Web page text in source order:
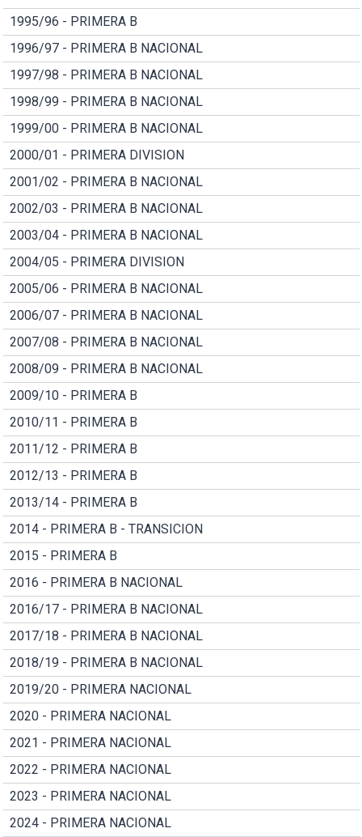
1995/96 - PRIMERA B
1996/97 - PRIMERA B NACIONAL
1997/98 - PRIMERA B NACIONAL
1998/99 - PRIMERA B NACIONAL
1999/00 - PRIMERA B NACIONAL
2000/01 - PRIMERA DIVISION
2001/02 - PRIMERA B NACIONAL
2002/03 - PRIMERA B NACIONAL
2003/04 - PRIMERA B NACIONAL
2004/05 - PRIMERA DIVISION
2005/06 - PRIMERA B NACIONAL
2006/07 - PRIMERA B NACIONAL
2007/08 - PRIMERA B NACIONAL
2008/09 - PRIMERA B NACIONAL
2009/10 - PRIMERA B
2010/11 - PRIMERA B
2011/12 - PRIMERA B
2012/13 - PRIMERA B
2013/14 - PRIMERA B
2014 - PRIMERA B - TRANSICION
2015 - PRIMERA B
2016 - PRIMERA B NACIONAL
2016/17 - PRIMERA B NACIONAL
2017/18 - PRIMERA B NACIONAL
2018/19 - PRIMERA B NACIONAL
2019/20 - PRIMERA NACIONAL
2020 - PRIMERA NACIONAL
2021 - PRIMERA NACIONAL
2022 - PRIMERA NACIONAL
2023 - PRIMERA NACIONAL
2024 - PRIMERA NACIONAL